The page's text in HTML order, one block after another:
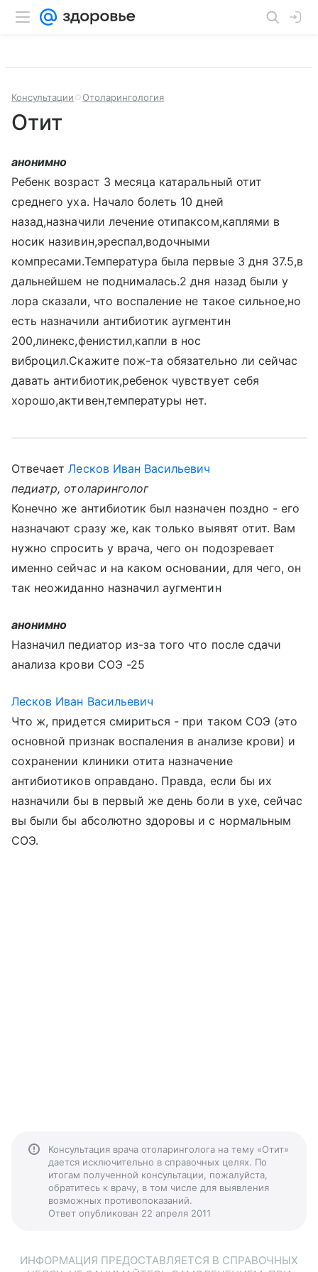
Консультации Отоларингология
Отит
анонимно
Ребенк возраст 3 месяца катаральный отит
среднего уха. Начало болеть 10 дней
назад,назначили лечение отипаксом,каплями в
носик називин,эреспал,водочными
компресами.Температура была первые 3 дня 37.5,в
дальнейшем не поднималась.2 дня назад были у
лора сказали, что воспаление не такое сильное,но
есть назначили антибиотик аугментин
200,линекс,фенистил,капли в нос
виброцил.Скажите пож-та обязательно ли сейчас
давать антибиотик,ребенок чувствует себя
хорошо,активен,температуры нет.
ОтвечаетЛесков Иван Васильевич
педиатр, отоларинголог
Конечно же антибиотик был назначен поздно - его
назначают сразу же, как только выявят отит. Вам
нужно спросить у врача, чего он подозревает
именно сейчас и на каком основании, для чего, он
так неожиданно назначил аугментин
анонимно
Назначил педиатор из-за того что после сдачи
анализа крови СОЭ -25
Лесков Иван Васильевич
Что ж, придется смириться - при таком СОЭ (это
основной признак воспаления в анализе крови) и
сохранении клиники отита назначение
антибиотиков оправдано. Правда, если бы их
назначили бы в первый же день боли в ухе, сейчас
вы были бы абсолютно здоровы и с нормальным
СОЭ.
Консультация врача отоларинголога на тему «Отит»
дается исключительно в справочных целях. По
итогам полученной консультации, пожалуйста,
обратитесь к врачу, в том числе для выявления
возможных противопоказаний.
Ответ опубликован 22 апреля 2011
ИНФОРМАЦИЯ ПРЕДОСТАВЛЯЕТСЯ В СПРАВОЧНЫХ